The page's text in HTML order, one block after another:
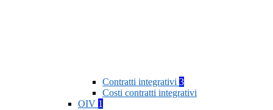
Contratti integrativi 3
Costi contratti integrativi
OIV 1